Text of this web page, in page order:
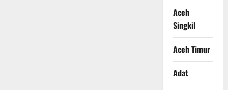
Aceh
Singkil
Aceh Timur
Adat